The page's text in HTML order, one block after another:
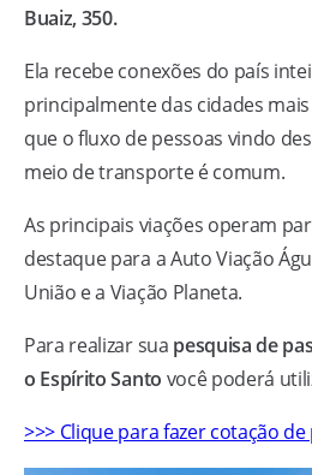
Buaiz, 350.
Ela recebe conexões do país
principalmente das cidades
que o fluxo de pessoas vindo
meio de transporte é comum.
As principais viações operam
destaque para a Auto Viação
União e a Viação Planeta.
Para realizar sua pesquisa de
o Espírito Santo você poderá
>>> Clique para fazer cotação